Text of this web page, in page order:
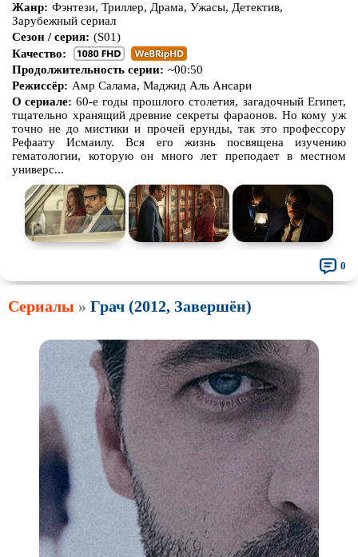
Жанр: Фэнтези, Триллер, Драма, Ужасы, Детектив,
Зарубежный сериал
Сезон / серия: (S01)
Качество:
Продолжительность серии: ~00:50
Режиссёр: Амр Салама, Маджид Аль Ансари
О сериале: 60-е годы прошлого столетия, загадочный Египет,
тщательно хранящий древние секреты фараонов. Но кому уж
точно не до мистики и прочей ерунды, так это профессору
Рефаату Исмаилу. Вся его жизнь посвящена изучению
гематологии, которую он много лет преподает в местном
универс...
0
Сериалы » Грач (2012, Завершён)